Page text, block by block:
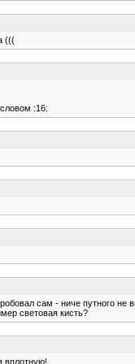
(((
:16:
сам - ниче путного не
световая кисть?
вплотную!